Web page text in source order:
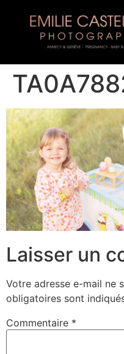
Laisser un
Votre adresse e-mail ne
obligatoires sont
Commentaire *